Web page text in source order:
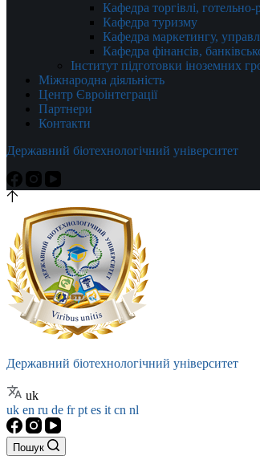
Кафедра торгівлі,
Кафедра туризму
Кафедра маркетингу,
Кафедра фінансів,
Інститут підготовки іноземних
Міжнародна діяльність
Центр Євроінтеграції
Партнери
Контакти
Державний біотехнологічний університет
Державний біотехнологічний університет
uk
uk en ru de frpt es it cn nl
Пошук